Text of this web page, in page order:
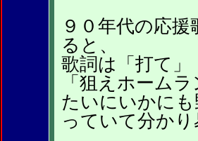
９０年代の応
ると、
歌詞は「打て
「狙えホーム
たいにいかに
っていて分か